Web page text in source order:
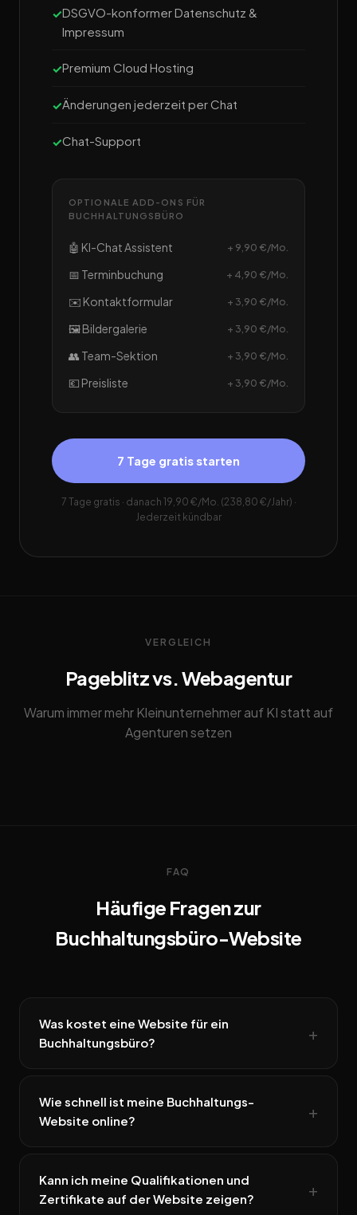
DSGVO-konformer Datenschutz &
Impressum
Premium Cloud Hosting
Änderungen jederzeit per Chat
Chat-Support
OPTIONALE ADD-ONS FÜR
BUCHHALTUNGSBÜRO
🤖 KI-Chat Assistent + 9,90 €/Mo.
📅 Terminbuchung + 4,90 €/Mo.
✉️ Kontaktformular + 3,90 €/Mo.
🖼️ Bildergalerie + 3,90 €/Mo.
👥 Team-Sektion + 3,90 €/Mo.
💶 Preisliste + 3,90 €/Mo.
7 Tage gratis starten
7 Tage gratis · danach 19,90 €/Mo. (238,80 €/Jahr) ·
Jederzeit kündbar
VERGLEICH
Pageblitz vs. Webagentur
Warum immer mehr Kleinunternehmer auf KI statt auf
Agenturen setzen
FAQ
Häufige Fragen zur
Buchhaltungsbüro-Website
Was kostet eine Website für ein
Buchhaltungsbüro?
Wie schnell ist meine Buchhaltungs-
Website online?
Kann ich meine Qualifikationen und
Zertifikate auf der Website zeigen?